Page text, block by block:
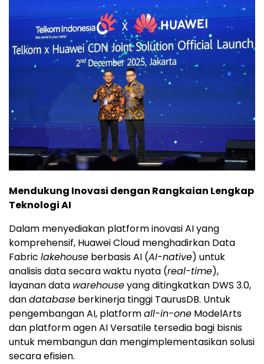
Mendukung Inovasi dengan Rangkaian Lengkap
Teknologi AI
Dalam menyediakan platform inovasi AI yang
komprehensif, Huawei Cloud menghadirkan Data
Fabric lakehouse berbasis AI (AI-native) untuk
analisis data secara waktu nyata (real-time),
layanan data warehouseyang ditingkatkan DWS 3.0,
dandatabase berkinerja tinggi TaurusDB. Untuk
pengembangan AI, platformall-in-one ModelArts
dan platform agen AI Versatile tersedia bagi bisnis
untuk membangun dan mengimplementasikan solusi
secara efisien.